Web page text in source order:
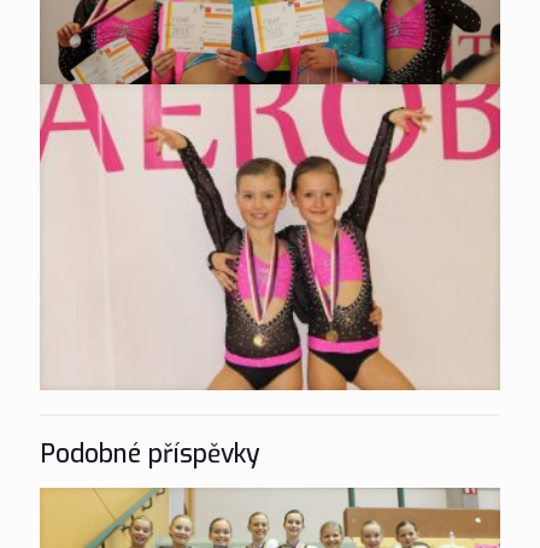
Podobné příspěvky